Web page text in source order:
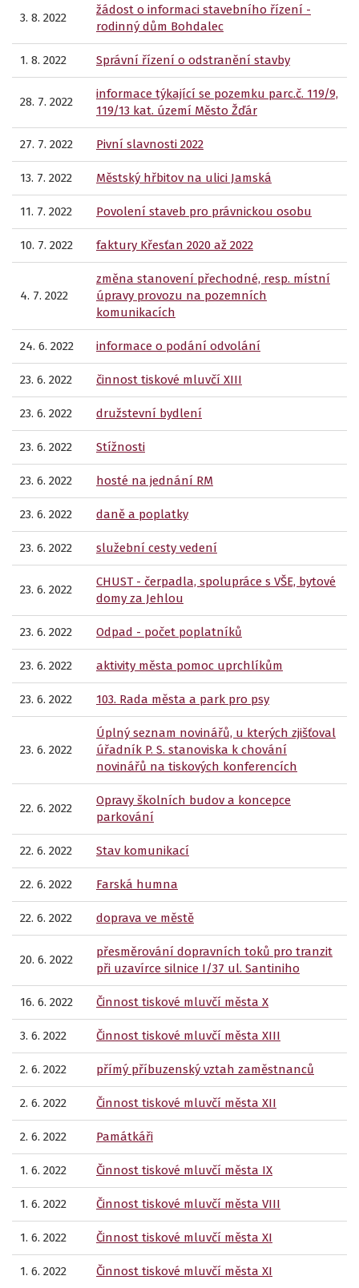
3. 8. 2022
žádost o informaci stavebního řízení -
rodinný dům Bohdalec
1. 8. 2022 Správní řízení o odstranění stavby
28. 7. 2022
informace týkající se pozemku parc.č. 119/9,
119/13 kat. území Město Žďár
27. 7. 2022 Pivní slavnosti 2022
13. 7. 2022 Městský hřbitov na ulici Jamská
11. 7. 2022 Povolení staveb pro právnickou osobu
10. 7. 2022 faktury Křesťan 2020 až 2022
4. 7. 2022
změna stanovení přechodné, resp. místní
úpravy provozu na pozemních
komunikacích
24. 6. 2022 informace o podání odvolání
23. 6. 2022 činnost tiskové mluvčí XIII
23. 6. 2022 družstevní bydlení
23. 6. 2022 Stížnosti
23. 6. 2022 hosté na jednání RM
23. 6. 2022 daně a poplatky
23. 6. 2022 služební cesty vedení
23. 6. 2022
CHUST - čerpadla, spolupráce s VŠE, bytové
domy za Jehlou
23. 6. 2022 Odpad - počet poplatníků
23. 6. 2022 aktivity města pomoc uprchlíkům
23. 6. 2022 103. Rada města a park pro psy
23. 6. 2022
Úplný seznam novinářů, u kterých zjišťoval
úřadník P. S. stanoviska k chování
novinářů na tiskových konferencích
22. 6. 2022
Opravy školních budov a koncepce
parkování
22. 6. 2022 Stav komunikací
22. 6. 2022 Farská humna
22. 6. 2022 doprava ve městě
20. 6. 2022
přesměrování dopravních toků pro tranzit
při uzavírce silnice I/37 ul. Santiniho
16. 6. 2022 Činnost tiskové mluvčí města X
3. 6. 2022 Činnost tiskové mluvčí města XIII
2. 6. 2022 přímý příbuzenský vztah zaměstnanců
2. 6. 2022 Činnost tiskové mluvčí města XII
2. 6. 2022 Památkáři
1. 6. 2022 Činnost tiskové mluvčí města IX
1. 6. 2022 Činnost tiskové mluvčí města VIII
1. 6. 2022 Činnost tiskové mluvčí města XI
1. 6. 2022 Činnost tiskové mluvčí města XI